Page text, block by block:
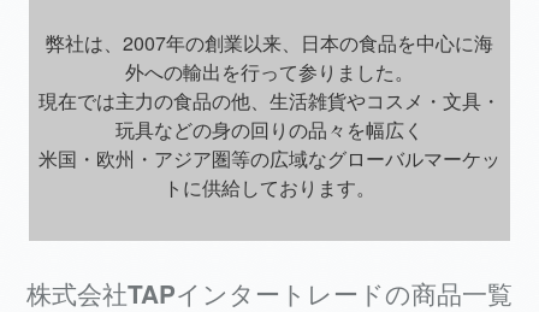
弊社は、2007年の創業以来、日本の食品を中心に海
外への輸出を行って参りました。
現在では主力の食品の他、生活雑貨やコスメ・文具・
玩具などの身の回りの品々を幅広く
米国・欧州・アジア圏等の広域なグローバルマーケッ
トに供給しております。
株式会社TAPインタートレードの商品一覧